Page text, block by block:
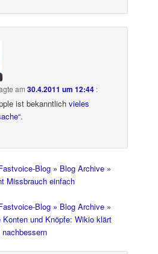
am30.4.2011 um 12:44 :
ist bekanntlichvieles
.
Blog » Blog Archive »
Missbrauch einfach
Blog » Blog Archive »
Konten und Knöpfe: Wikio klärt